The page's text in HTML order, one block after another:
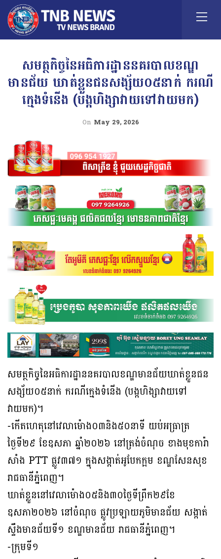
សមត្ថកិច្ចនៃអធិការដ្ឋាននគរបាលខណ្ឌ
មានជ័យ ឃាត់ខ្លួនជនសង្ស័យ០៥នាក់ ករណី
ក្មេងទំនេីង (បង្កហិង្សាវាយទៅវាយមក)
On May 29, 2026
សមត្ថកិច្ចនៃអធិការដ្ឋាននគរបាលខណ្ឌមានជ័យឃាត់ខ្លួនជន
សង្ស័យ០៥នាក់ ករណីក្មេងទំនេីង (បង្កហិង្សាវាយទៅ
វាយមក)។
-កើតហេតុនៅវេលាម៉ោង០៣និង៥០នាទី យប់អធ្រាត្រ
ថ្ងៃទី២៩ ខែឧសភា ឆ្នាំ២០២៦ នៅត្រង់ចំណុច ខាងមុខការ៉ា
សាំង PTT ផ្លូវ៣៧១ ក្នុងសង្កាត់អូបែកក្អម ខណ្ឌសែនសុខ
រាជធានីភ្នំពេញ។
ឃាត់ខ្លួននៅវេលាម៉ោង០៥និង៣០ថ្ងៃទីព្រឹក២៩ខែ
ឧសភា២០២៦ នៅចំណុច ផ្លូវប្រឡាយភូមិមានជ័យ សង្កាត់
ស្ទឹងមានជ័យទី១ ខណ្ឌមានជ័យ រាជធានីភ្នំពេញ។
-ក្រុមទី១